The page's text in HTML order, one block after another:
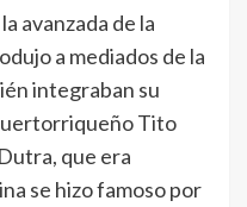
avanzada de la
a mediados de la
integraban su
Tito
que era
se hizo famoso por